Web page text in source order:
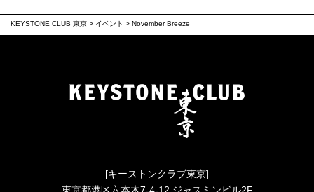
KEYSTONE CLUB 東京 > イベント > November Breeze
[キーストンクラブ東京]